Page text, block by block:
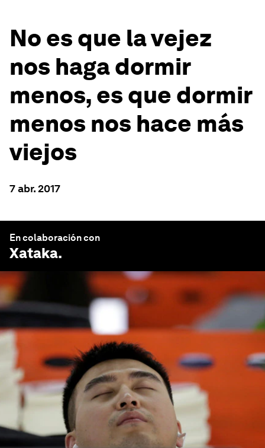
No es que la vejez
nos haga dormir
menos, es que dormir
menos nos hace más
viejos
7 abr. 2017
En colaboración con
Xataka.